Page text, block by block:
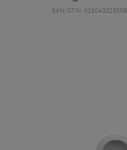
EAN/GTIN: